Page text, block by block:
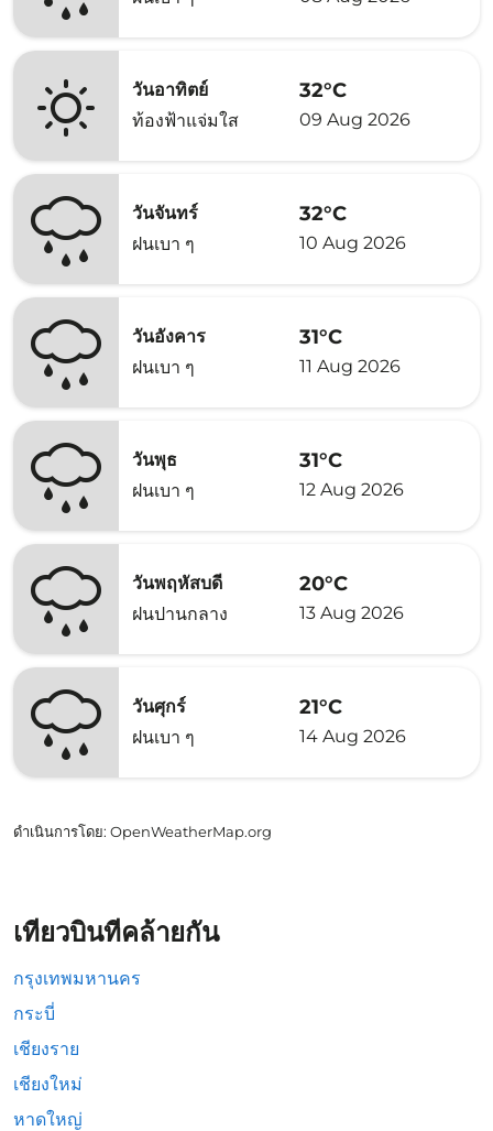
วันอาทิตย์
ท้องฟ้าแจ่มใส
32°C
09 Aug 2026
วันจันทร์
ฝนเบา ๆ
32°C
10 Aug 2026
วันอังคาร
ฝนเบา ๆ
31°C
11 Aug 2026
วันพุธ
ฝนเบา ๆ
31°C
12 Aug 2026
วันพฤหัสบดี
ฝนปานกลาง
20°C
13 Aug 2026
วันศุกร์
ฝนเบา ๆ
21°C
14 Aug 2026
ดำเนินการโดย: OpenWeatherMap.org
เที่ยวบินที่คล้ายกัน
กรุงเทพมหานคร
กระบี่
เชียงราย
เชียงใหม่
หาดใหญ่